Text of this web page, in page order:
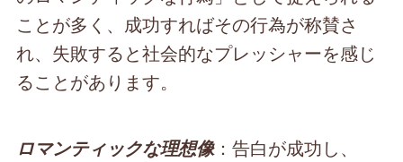
ことが多く、成功すればその行為が称賛さ
れ、失敗すると社会的なプレッシャーを感じ
ることがあります。
ロマンティックな理想像：告白が成功し、